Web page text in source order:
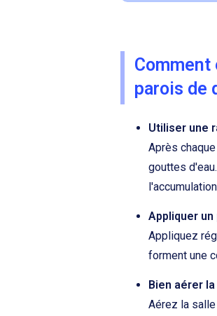
parois de
Utiliser une
Après
gouttes
Appliquer
Appliquez
forment une
Bien aérer
Aérez la